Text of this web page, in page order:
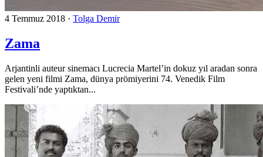
4 Temmuz 2018 · Tolga Demir
Zama
Arjantinli auteur sinemacı Lucrecia Martel’in dokuz yıl aradan sonra
gelen yeni filmi Zama, dünya prömiyerini 74. Venedik Film
Festivali’nde yaptıktan...